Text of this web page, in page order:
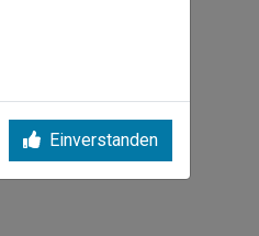
Einverstanden